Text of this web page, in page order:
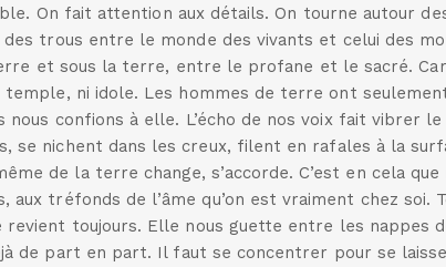
On fait attention aux détails. On tourne autour
trous entre le monde des vivants et celui des
et sous la terre, entre le profane et le sacré.
temple, ni idole. Les hommes de terre ont
confions à elle. L’écho de nos voix fait vibrer le
se nichent dans les creux, filent en rafales à la
de la terre change, s’accorde. C’est en cela que
aux tréfonds de l’âme qu’on est vraiment chez soi.
toujours. Elle nous guette entre les nappes
de part en part. Il faut se concentrer pour se